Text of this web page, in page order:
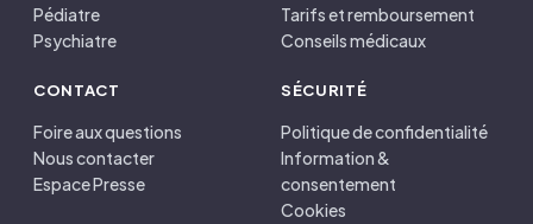
Pédiatre
Psychiatre
Tarifs et remboursement
Conseils médicaux
CONTACT
Foire aux questions
Nous contacter
Espace Presse
SÉCURITÉ
Politique de confidentialité
Information &
consentement
Cookies